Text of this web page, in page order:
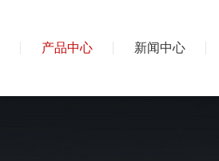
产品中心 新闻中心